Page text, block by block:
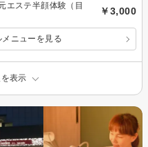
エステ半顔体験（目
￥3,000
ニューを見る
表示